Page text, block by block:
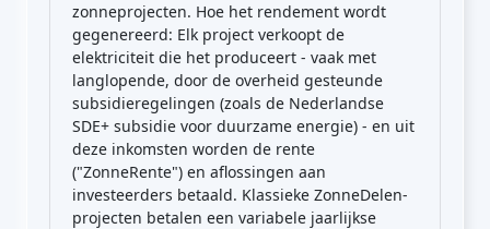
zonneprojecten. Hoe het rendement wordt
gegenereerd: Elk project verkoopt de
elektriciteit die het produceert - vaak met
langlopende, door de overheid gesteunde
subsidieregelingen (zoals de Nederlandse
SDE+ subsidie voor duurzame energie) - en uit
deze inkomsten worden de rente
("ZonneRente") en aflossingen aan
investeerders betaald. Klassieke ZonneDelen-
projecten betalen een variabele jaarlijkse